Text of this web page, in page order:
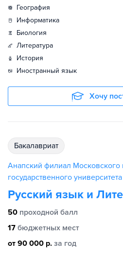
география
информатика
биология
литература
история
иностранный язык
Хочу
бакалавриат
Анапский филиал Московского
государственного университета
Русский язык и
50 проходной балл
17 бюджетных мест
от 90 000 р. за год